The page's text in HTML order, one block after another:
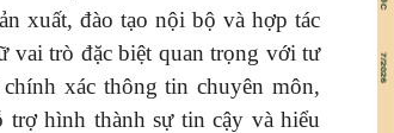
xuất, đào tạo nội bộ và hợp tác
vai trò đặc biệt quan trọng với tư
xác thông tin chuyên môn,
hình thành sự tin cậy và hiểu